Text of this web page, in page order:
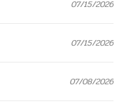
07/15/2026
07/15/2026
07/08/2026